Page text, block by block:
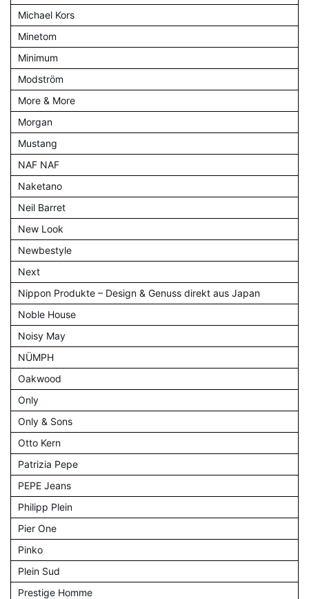
Michael Kors
Minetom
Minimum
Modström
More & More
Morgan
Mustang
NAF NAF
Naketano
Neil Barret
New Look
Newbestyle
Next
Nippon Produkte – Design & Genuss direkt aus Japan
Noble House
Noisy May
NÜMPH
Oakwood
Only
Only & Sons
Otto Kern
Patrizia Pepe
PEPE Jeans
Philipp Plein
Pier One
Pinko
Plein Sud
Prestige Homme